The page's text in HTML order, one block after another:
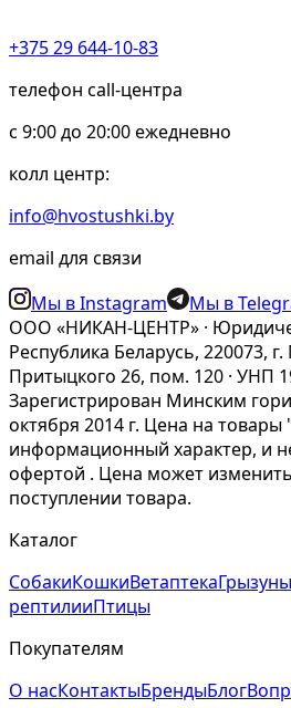
+375 29 644-10-83
телефон call-центра
c 9:00 до 20:00 ежедневно
колл центр:
info@hvostushki.by
email для связи
Мы в Instagram
Мы в
ООО «НИКАН-ЦЕНТР» ·
Республика Беларусь, 220073,
Притыцкого 26, пом. 120 · УНП
Зарегистрирован Минским
октября 2014 г. Цена на товары
информационный характер, и
офертой . Цена может
поступлении товара.
Каталог
СобакиКошкиВетаптекаГрызуны
рептилииПтицы
Покупателям
О насКонтактыБрендыБлог